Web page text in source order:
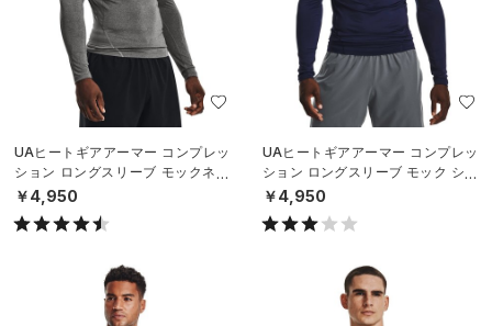
UAヒートギアアーマー コンプレッ
ション ロングスリーブ モックネッ
ク シャツ（トレーニング/MEN）
￥4,950
UAヒートギアアーマー コンプレッ
ション ロングスリーブ モック シャ
ツ（トレーニング/MEN）
￥4,950